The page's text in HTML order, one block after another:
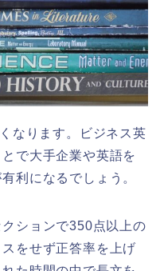
なります。ビジネス英
で大手企業や英語を
利になるでしょう。
ションで350点以上の
をせず正答率を上げ